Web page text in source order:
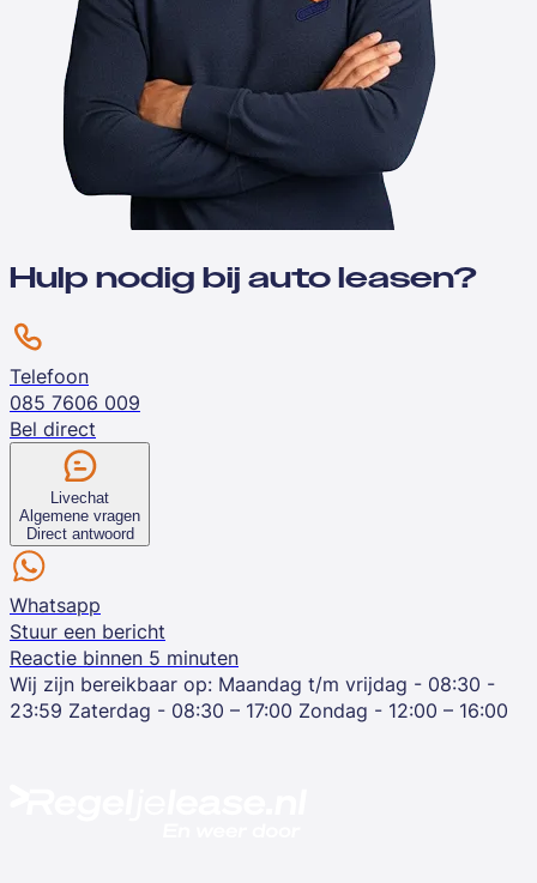
Hulp nodig bij auto leasen?
Telefoon
085 7606 009
Bel direct
Livechat
Algemene vragen
Direct antwoord
Whatsapp
Stuur een bericht
Reactie binnen 5 minuten
Wij zijn bereikbaar op: Maandag t/m vrijdag - 08:30 -
23:59 Zaterdag - 08:30 – 17:00 Zondag - 12:00 – 16:00